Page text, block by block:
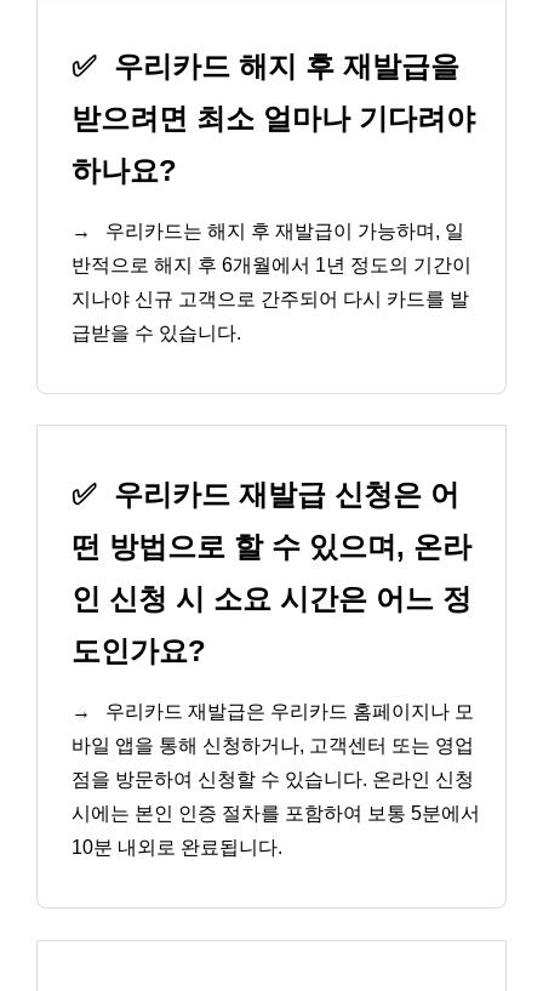
✅ 우리카드 해지 후 재발급을
받으려면 최소 얼마나 기다려야
하나요?
→
우리카드는 해지 후 재발급이 가능하며, 일
반적으로 해지 후 6개월에서 1년 정도의 기간이
지나야 신규 고객으로 간주되어 다시 카드를 발
급받을 수 있습니다.
✅ 우리카드 재발급 신청은 어
떤 방법으로 할 수 있으며, 온라
인 신청 시 소요 시간은 어느 정
도인가요?
→
우리카드 재발급은 우리카드 홈페이지나 모
바일 앱을 통해 신청하거나, 고객센터 또는 영업
점을 방문하여 신청할 수 있습니다. 온라인 신청
시에는 본인 인증 절차를 포함하여 보통 5분에서
10분 내외로 완료됩니다.